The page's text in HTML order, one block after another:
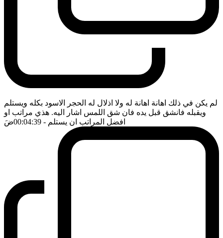
لم يكن في ذلك اهانة اهانة له ولا اذلال له الحجر الاسود بكله ويستلم
ويقبله فانشق قبل يده فان شق اللمس اشار اليه. هذي مراتب او
افضل المراتب ان يستلم - 00:04:39 ضَ